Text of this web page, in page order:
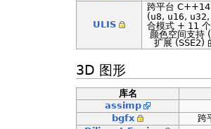
ULIS
跨平台 C++14
(u8, u16, u32,
合模式 + 11
颜色空间支持
扩展 (SSE2)
3D 图形
库名
assimp
bgfx
跨